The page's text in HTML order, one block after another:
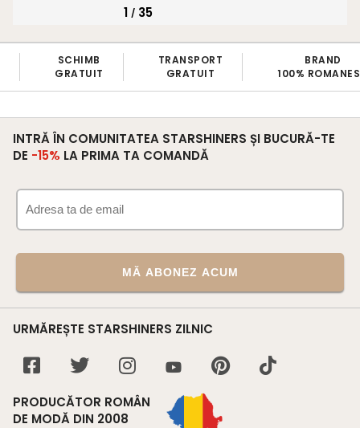
1 / 35
SCHIMB
GRATUIT
TRANSPORT
GRATUIT
BRAND
100%
INTRĂ ÎN COMUNITATEA STARSHINERS ȘI BUCURĂ-TE
DE -15% LA PRIMA TA COMANDĂ
MĂ ABONEZ ACUM
URMĂREȘTE STARSHINERS ZILNIC
PRODUCĂTOR ROMÂN
DE MODĂ DIN 2008